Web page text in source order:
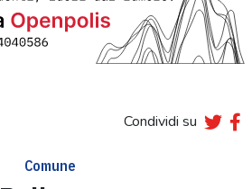
Condividi su
Comune